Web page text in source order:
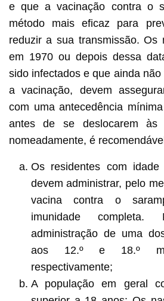
e que a vacinação contra o
método mais eficaz para
reduzir a sua transmissão. Os
em 1970 ou depois dessa
sido infectados e que ainda
a vacinação, devem
com uma antecedência
antes de se deslocarem às
nomeadamente, é
Os residentes com
devem administrar, pelo
vacina contra o
imunidade completa.
administração de uma
aos 12.º e 18.º
respectivamente;
A população em geral